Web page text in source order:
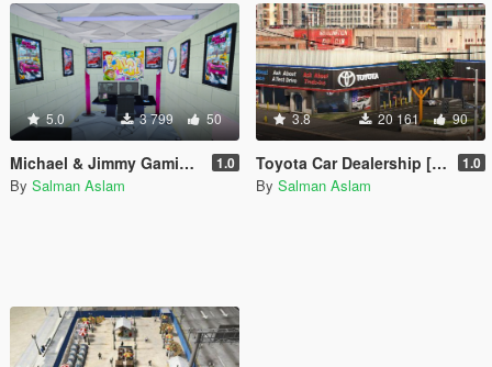
5.0 3 799 50
Michael & Jimmy Gaming Room 1.0
By Salman Aslam
3.8 20 161 90
Toyota Car Dealership [OIV] 1.0
By Salman Aslam